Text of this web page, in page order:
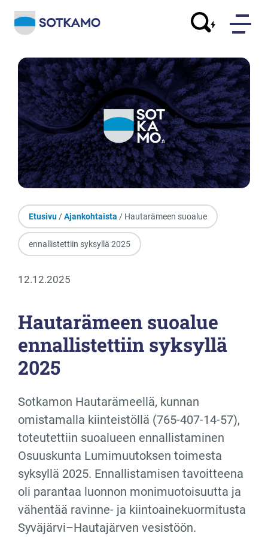
Etusivu/Ajankohtaista / Hautarämeen suoalue
ennallistettiin syksyllä 2025
12.12.2025
Hautarämeen suoalue
ennallistettiin syksyllä
2025
Sotkamon Hautarämeellä, kunnan
omistamalla kiinteistöllä (765-407-14-57),
toteutettiin suoalueen ennallistaminen
Osuuskunta Lumimuutoksen toimesta
syksyllä 2025. Ennallistamisen tavoitteena
oli parantaa luonnon monimuotoisuutta ja
vähentää ravinne- ja kiintoainekuormitusta
Syväjärvi–Hautajärven vesistöön.